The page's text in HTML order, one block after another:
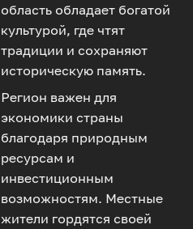
область обладает богатой
культурой, где чтят
традиции и сохраняют
историческую память.
Регион важен для
экономики страны
благодаря природным
ресурсам и
инвестиционным
возможностям. Местные
жители гордятся своей